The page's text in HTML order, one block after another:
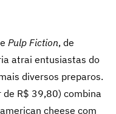
Pulp Fiction, de
atrai entusiastas do
diversos preparos.
de R$ 39,80) combina
cheese com